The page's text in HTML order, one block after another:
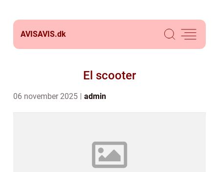
AVISAVIS.dk
El scooter
06 november 2025 admin